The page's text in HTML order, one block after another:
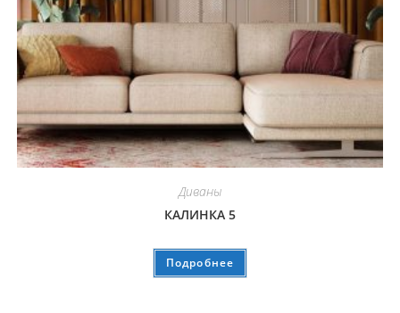
Диваны
КАЛИНКА 5
Подробнее